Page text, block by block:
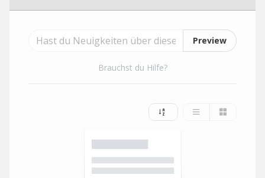
Preview
Brauchst du Hilfe?